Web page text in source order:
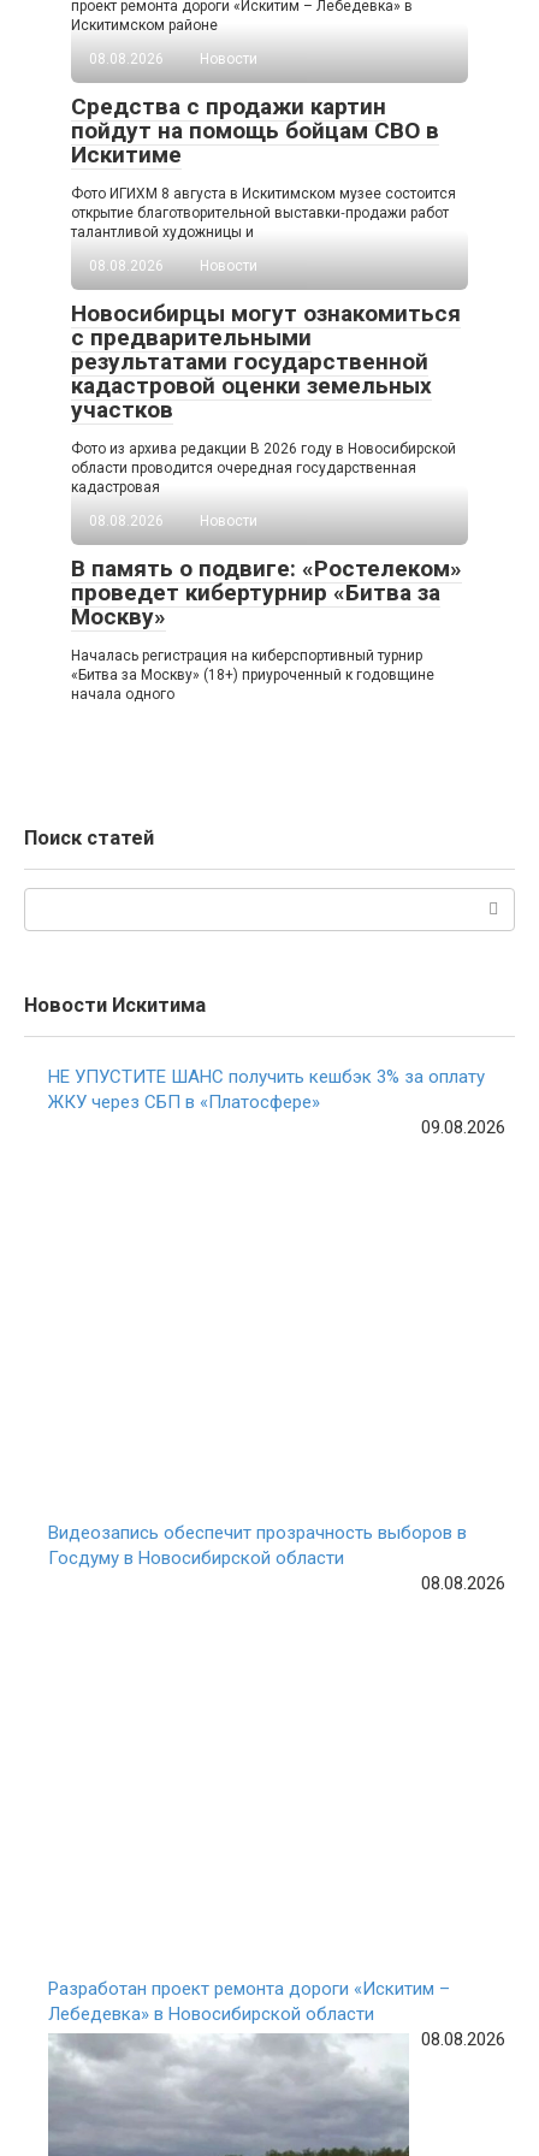
проект ремонта дороги «Искитим – Лебедевка» в
Искитимском районе
08.08.2026
Новости
Средства с продажи картин
пойдут на помощь бойцам СВО в
Искитиме
Фото ИГИХМ 8 августа в Искитимском музее состоится
открытие благотворительной выставки‑продажи работ
талантливой художницы и
08.08.2026
Новости
Новосибирцы могут ознакомиться
с предварительными
результатами государственной
кадастровой оценки земельных
участков
Фото из архива редакции В 2026 году в Новосибирской
области проводится очередная государственная
кадастровая
08.08.2026
Новости
В память о подвиге: «Ростелеком»
проведет кибертурнир «Битва за
Москву»
Началась регистрация на киберспортивный турнир
«Битва за Москву» (18+) приуроченный к годовщине
начала одного
Поиск статей
Новости Искитима
НЕ УПУСТИТЕ ШАНС получить кешбэк 3% за оплату
ЖКУ через СБП в «Платосфере»
09.08.2026
Видеозапись обеспечит прозрачность выборов в
Госдуму в Новосибирской области
08.08.2026
Разработан проект ремонта дороги «Искитим –
Лебедевка» в Новосибирской области
08.08.2026